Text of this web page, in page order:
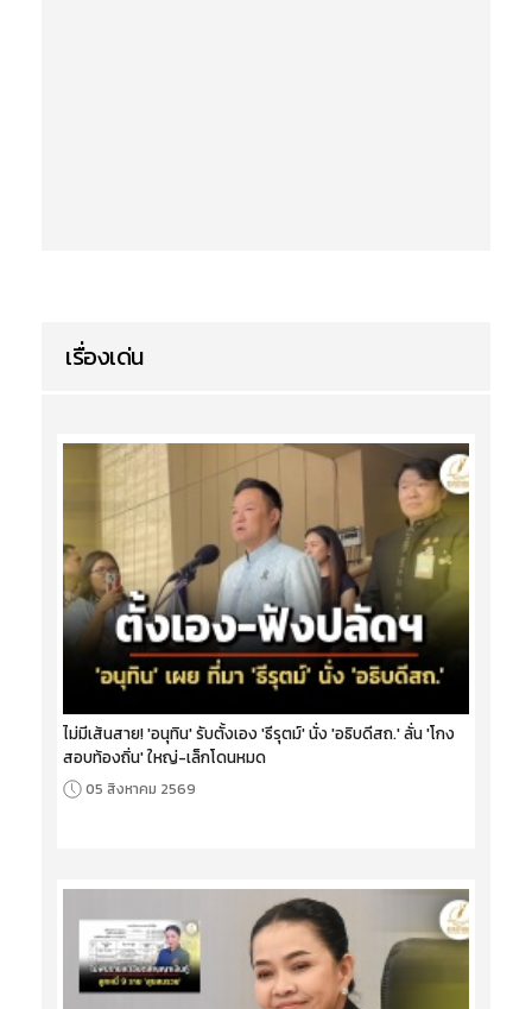
เรื่องเด่น
ไม่มีเส้นสาย! 'อนุทิน' รับตั้งเอง 'ธีรุตม์' นั่ง 'อธิบดีสถ.' ลั่น 'โกง
สอบท้องถิ่น' ใหญ่-เล็กโดนหมด
05 สิงหาคม 2569